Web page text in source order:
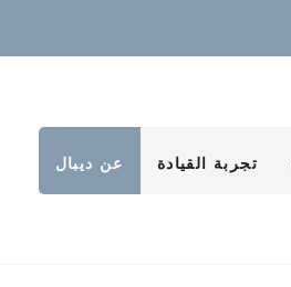
تجربة القيادة عن ديبال